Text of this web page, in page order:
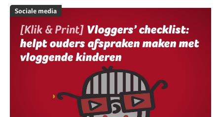
Sociale media
[Klik & Print] Vloggers’ checklist:
helpt ouders afspraken maken met
vloggende kinderen